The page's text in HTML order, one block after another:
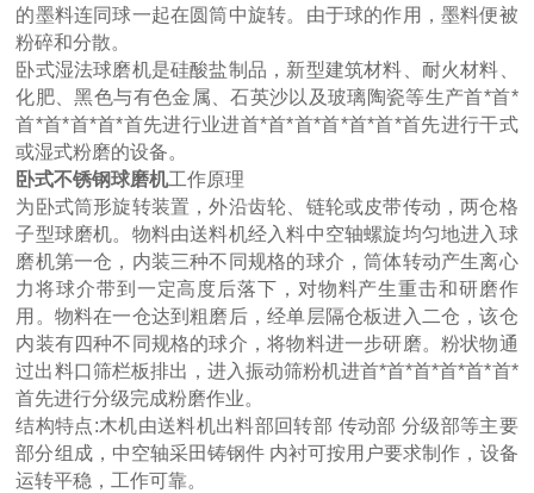
的墨料连同球一起在圆筒中旋转。由于球的作用，墨料便被
粉碎和分散。
卧式湿法球磨机是硅酸盐制品，新型建筑材料、耐火材料、
化肥、黑色与有色金属、石英沙以及玻璃陶瓷等生产首*首*
首*首*首*首*首先进行业进首*首*首*首*首*首*首先进行干式
或湿式粉磨的设备。
卧式不锈钢球磨机工作原理
为卧式筒形旋转装置，外沿齿轮、链轮或皮带传动，两仓格
子型球磨机。物料由送料机经入料中空轴螺旋均匀地进入球
磨机第一仓，内装三种不同规格的球介，筒体转动产生离心
力将球介带到一定高度后落下，对物料产生重击和研磨作
用。物料在一仓达到粗磨后，经单层隔仓板进入二仓，该仓
内装有四种不同规格的球介，将物料进一步研磨。粉状物通
过出料口筛栏板排出，进入振动筛粉机进首*首*首*首*首*首*
首先进行分级完成粉磨作业。
结构特点:木机由送料机出料部回转部 传动部 分级部等主要
部分组成，中空轴采田铸钢件 内衬可按用户要求制作，设备
运转平稳，工作可靠。